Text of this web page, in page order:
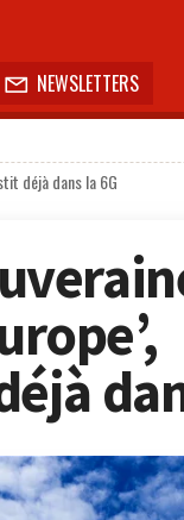
 NEWSLETTERS
déjà dans la 6G